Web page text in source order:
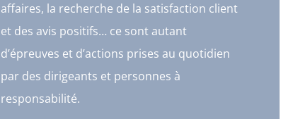
affaires, la recherche de la satisfaction client
et des avis positifs… ce sont autant
d’épreuves et d’actions prises au quotidien
par des dirigeants et personnes à
responsabilité.